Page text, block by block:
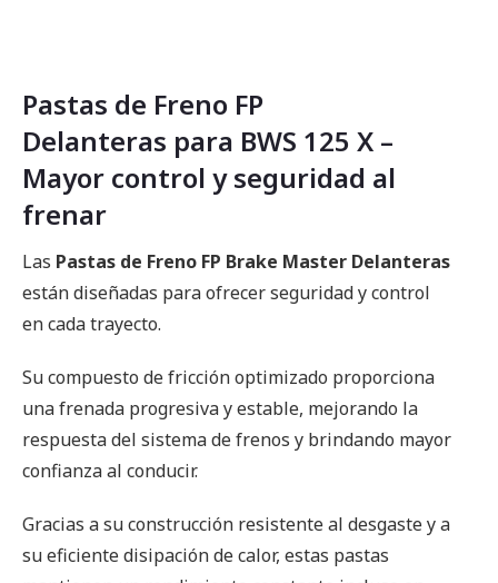
Pastas de Freno FP
Delanteras para BWS 125 X –
Mayor control y seguridad al
frenar
Las Pastas de Freno FP Brake Master Delanteras
están diseñadas para ofrecer seguridad y control
en cada trayecto.
Su compuesto de fricción optimizado proporciona
una frenada progresiva y estable, mejorando la
respuesta del sistema de frenos y brindando mayor
confianza al conducir.
Gracias a su construcción resistente al desgaste y a
su eficiente disipación de calor, estas pastas